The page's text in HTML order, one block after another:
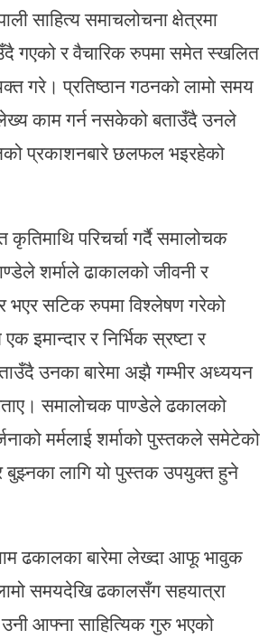
साहित्य समाचलोचना क्षेत्रमा
गएको र वैचारिक रुपमा समेत स्खलित
गरे। प्रतिष्ठान गठनको लामो समय
काम गर्न नसकेको बताउँदै उनले
प्रकाशनबारे छलफल भइरहेको
कृतिमाथि परिचर्चा गर्दै समालोचक
शर्माले ढाकालको जीवनी र
भएर सटिक रुपमा विश्लेषण गरेको
इमान्दार र निर्भिक स्रष्टा र
उनका बारेमा अझै गम्भीर अध्ययन
समालोचक पाण्डेले ढकालको
मर्मलाई शर्माको पुस्तकले समेटेको
बुझ्नका लागि यो पुस्तक उपयुक्त हुने
ढकालका बारेमा लेख्दा आफू भावुक
समयदेखि ढकालसँग सहयात्रा
आफ्ना साहित्यिक गुरु भएको